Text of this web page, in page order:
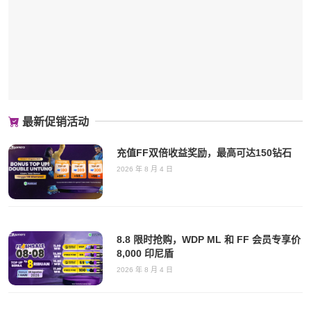
最新促销活动
充值FF双倍收益奖励，最高可达150钻石
2026 年 8 月 4 日
8.8 限时抢购，WDP ML 和 FF 会员专享价
8,000 印尼盾
2026 年 8 月 4 日